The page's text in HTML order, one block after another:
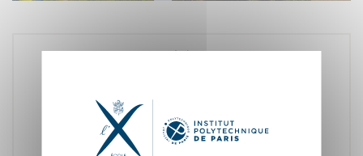
28 jan. 2025